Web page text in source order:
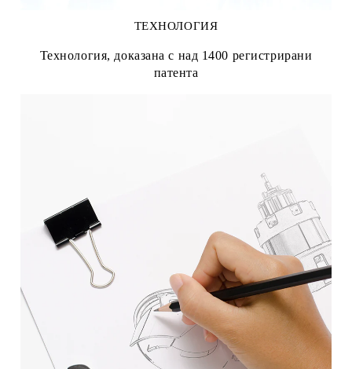
ТЕХНОЛОГИЯ
Технология, доказана с над 1400 регистрирани
патента